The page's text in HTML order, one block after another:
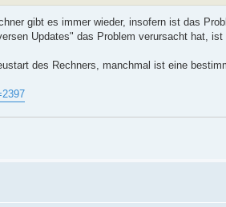
gibt es immer wieder, insofern ist das
Updates" das Problem verursacht hat,
des Rechners, manchmal ist eine